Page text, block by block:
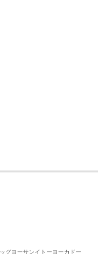
グヨーサンイトーヨーカドー